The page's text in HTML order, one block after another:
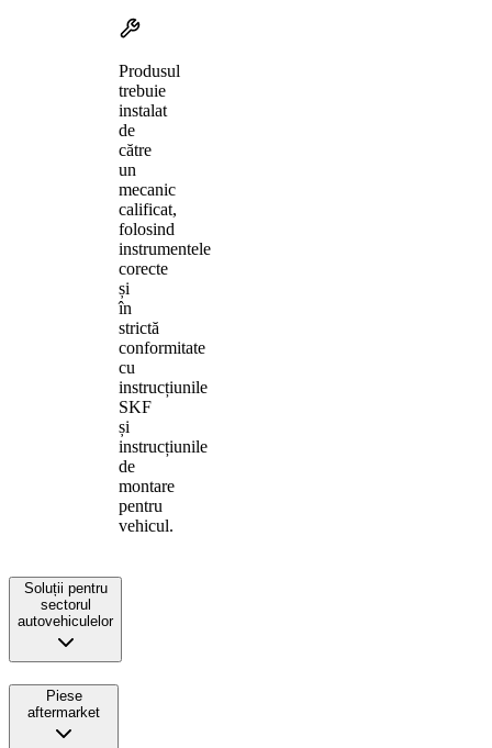
Produsul
trebuie
instalat
de
către
un
mecanic
calificat,
folosind
instrumentele
corecte
și
în
strictă
conformitate
cu
instrucțiunile
SKF
și
instrucțiunile
de
montare
pentru
vehicul.
Soluții pentru
sectorul
autovehiculelor
Piese
aftermarket